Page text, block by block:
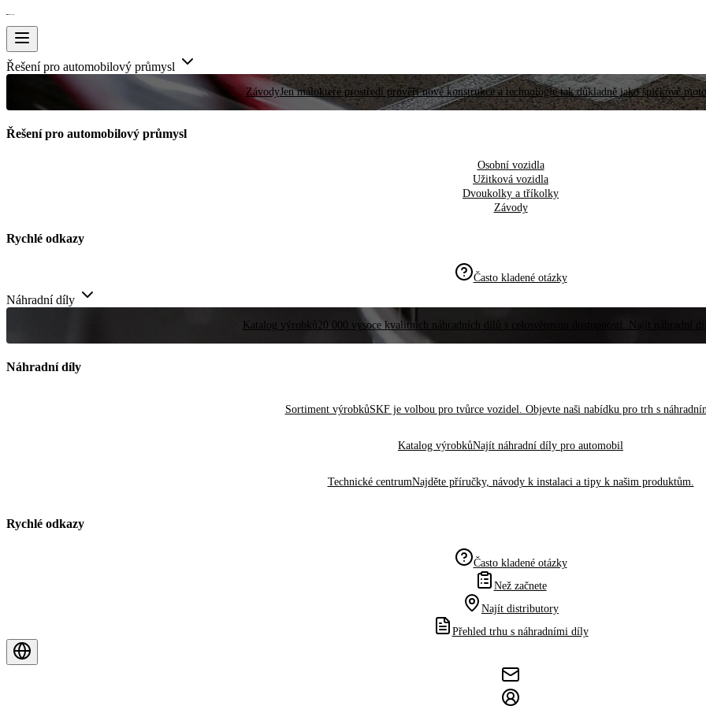
Řešení pro automobilový průmysl
ZávodyJen málokteré prostředí prověří nové konstrukce a technologie tak důkladně jako špičkové
Řešení pro automobilový průmysl
Osobní vozidla
Užitková vozidla
Dvoukolky a tříkolky
Závody
Rychlé odkazy
Často kladené otázky
Náhradní díly
Katalog výrobků20 000 vysoce kvalitních náhradních dílů s celosvětovou dostupností. Najít náhradní
Náhradní díly
Sortiment výrobkůSKF je volbou pro tvůrce vozidel. Objevte naši nabídku pro trh s
Katalog výrobkůNajít náhradní díly pro automobil
Technické centrumNajděte příručky, návody k instalaci a tipy k našim produktům.
Rychlé odkazy
Často kladené otázky
Než začnete
Najít distributory
Přehled trhu s náhradními díly